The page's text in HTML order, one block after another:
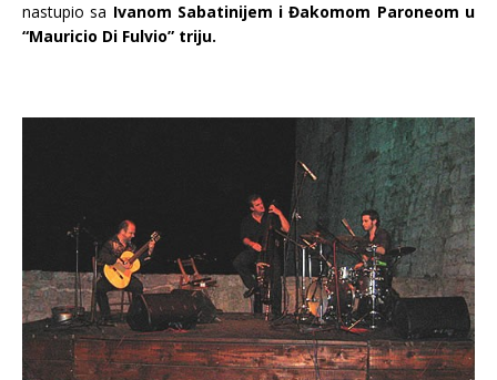
nastupio sa Ivanom Sabatinijem i Đakomom Paroneom u
“Mauricio Di Fulvio” triju.